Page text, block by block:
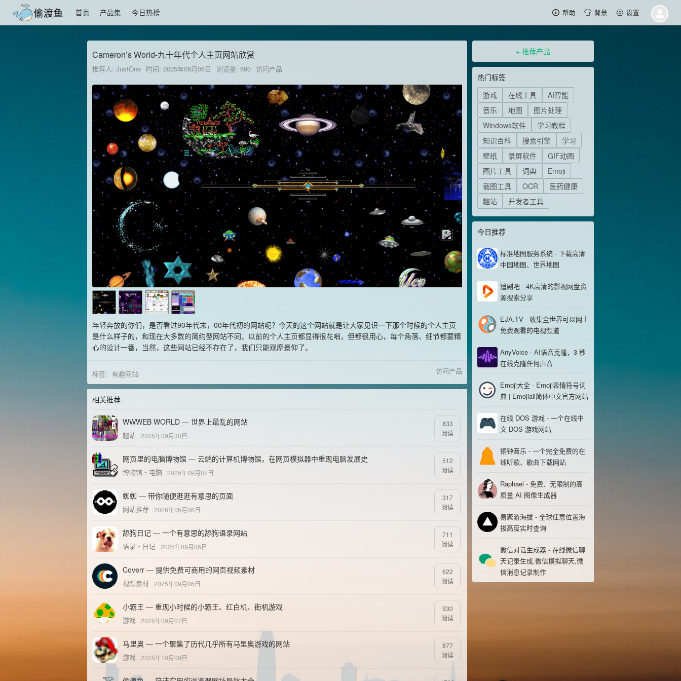
首页 产品集 今日热榜 帮助 背景 设置
Cameron’s World-九十年代个人主页网站欣赏
推荐人: JustOne 时间: 2025年09月06日 浏览量: 690 访问产品
年轻奔放的你们，是否看过90年代末，00年代初的网站呢？今天的这个网站就是让大家见识一下那个时候的个人主页
是什么样子的，和现在大多数的简约型网站不同，以前的个人主页都显得很花哨，但都很用心，每个角落、细节都要精
心的设计一番，当然，这些网站已经不存在了，我们只能观摩景仰了。
标签： 有趣网站 访问产品
相关推荐
WWWEB WORLD — 世界上最乱的网站
趣站 2025年09月30日
833
阅读
网页里的电脑博物馆 — 云端的计算机博物馆，在网页模拟器中重现电脑发展史
博物馆 电脑 2025年09月07日
512
阅读
蜘蜘 — 带你随便逛逛有意思的页面
网站推荐 2026年06月06日
317
阅读
舔狗日记 — 一个有意思的舔狗语录网站
语录 日记 2025年09月06日
711
阅读
Coverr — 提供免费可商用的网页视频素材
视频素材 2025年09月06日
622
阅读
小霸王 — 重现小时候的小霸王、红白机、街机游戏
游戏 2025年09月07日
930
阅读
马里奥 — 一个聚集了历代几乎所有马里奥游戏的网站
游戏 2025年10月09日
877
阅读
+ 推荐产品
热门标签
游戏
在线工具
AI智能
音乐
地图
图片处理
Windows软件
学习教程
知识百科
搜索引擎
学习
壁纸
录屏软件
GIF动图
图片工具
词典
Emoji
截图工具
OCR
医药健康
趣站
开发者工具
今日推荐
标准地图服务系统 - 下载高清
中国地图、世界地图
追剧吧 - 4K高清的影视网盘资
源搜索分享
EJA.TV - 收集全世界可以网上
免费观看的电视频道
AnyVoice - AI语音克隆，3 秒
在线克隆任何声音
Emoji大全 - Emoji表情符号词
典 | Emojiall简体中文官方网站
在线 DOS 游戏 - 一个在线中
文 DOS 游戏网站
铜钟音乐 - 一个完全免费的在
线听歌、歌曲下载网站
Raphael - 免费、无限制的高
质量 AI 图像生成器
易聚游海拔 - 全球任意位置海
拔高度实时查询
微信对话生成器 - 在线微信聊
天记录生成,微信模拟聊天,微
信消息记录制作